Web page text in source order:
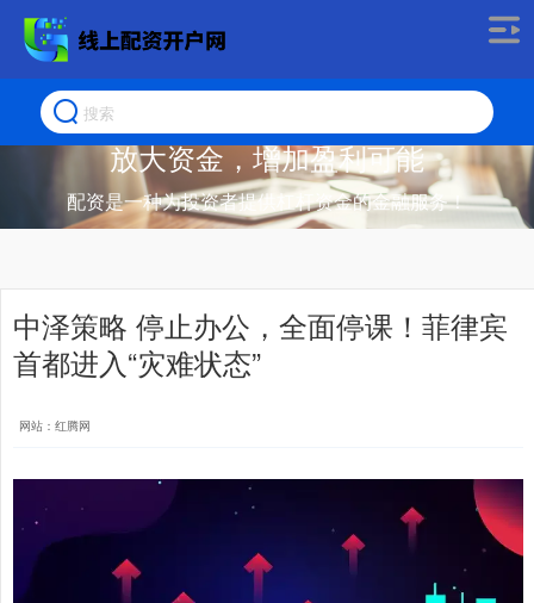
放大资金，增加盈利可能
配资是一种为投资者提供杠杆资金的金融服务！
中泽策略 停止办公，全面停课！菲律宾
首都进入“灾难状态”
网站：红腾网